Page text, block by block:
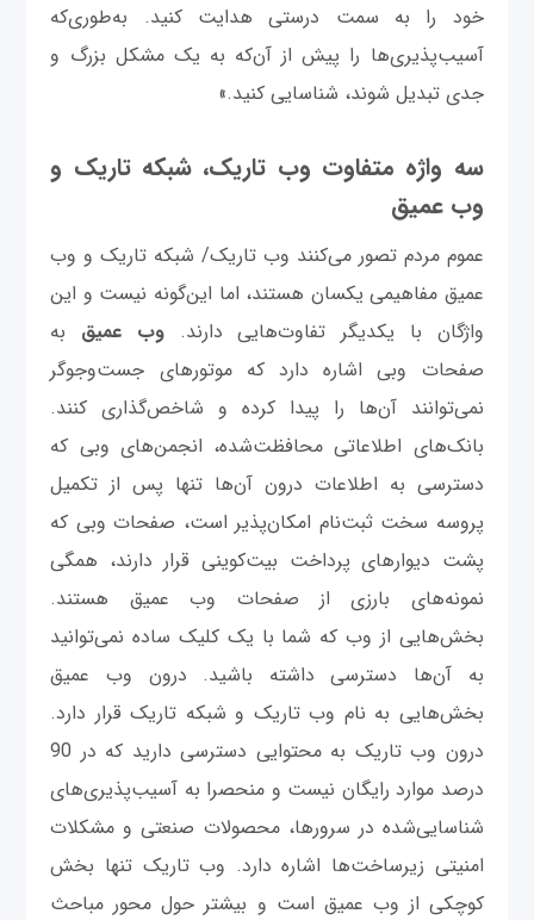
خود را به سمت درستی هدایت کنید. به‌طوری‌که
آسیب‌پذیری‌ها را پیش از آن‌که به یک مشکل بزرگ و
جدی تبدیل شوند، شناسایی کنید.»
سه واژه متفاوت وب تاریک، شبکه تاریک و
وب عمیق
عموم مردم تصور می‌کنند وب تاریک/ شبکه تاریک و وب
عمیق مفاهیمی یکسان هستند، اما این‌گونه نیست و این
واژگان با یکدیگر تفاوت‌هایی دارند.وب عمیق به
صفحات وبی اشاره دارد که موتورهای جست‌وجوگر
نمی‌توانند آن‌ها را پیدا کرده و شاخص‌گذاری کنند.
بانک‌های اطلاعاتی محافظت‌شده، انجمن‌های وبی که
دسترسی به اطلاعات درون آن‌ها تنها پس از تکمیل
پروسه سخت ثبت‌نام امکان‌پذیر است، صفحات وبی که
پشت دیوارهای پرداخت بیت‌کوینی قرار دارند، همگی
نمونه‌های بارزی از صفحات وب عمیق هستند.
بخش‌هایی از وب که شما با یک کلیک ساده نمی‌توانید
به آن‌ها دسترسی داشته باشید. درون وب عمیق
بخش‌هایی به نام وب تاریک و شبکه تاریک قرار دارد.
درون وب تاریک به محتوایی دسترسی دارید که در 90
درصد موارد رایگان نیست و منحصرا به آسیب‌پذیری‌های
شناسایی‌شده در سرورها، محصولات صنعتی و مشکلات
امنیتی زیرساخت‌ها اشاره دارد. وب تاریک تنها بخش
کوچکی از وب عمیق است و بیشتر حول محور مباحث